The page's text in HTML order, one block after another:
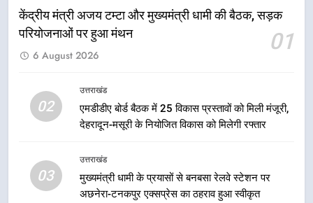
केंद्रीय मंत्री अजय टम्टा और मुख्यमंत्री धामी की बैठक, सड़क
परियोजनाओं पर हुआ मंथन
01
6 August 2026
02
उत्तराखंड
एमडीडीए बोर्ड बैठक में 25 विकास प्रस्तावों को मिली मंजूरी,
देहरादून-मसूरी के नियोजित विकास को मिलेगी रफ्तार
03
उत्तराखंड
मुख्यमंत्री धामी के प्रयासों से बनबसा रेलवे स्टेशन पर
अछनेरा-टनकपुर एक्सप्रेस का ठहराव हुआ स्वीकृत
योजनाओं का अधिक से अधिक लाभ उठाने
का आह्वान किया
उत्तराखंड
उत्तराखंड
धामी की बैठक, सड़क परियोजनाओं पर
हुआ मंथन
उत्तराखंड